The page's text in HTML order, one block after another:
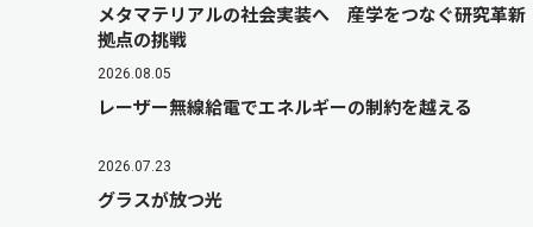
メタマテリアルの社会実装へ 産学をつなぐ研究革新
拠点の挑戦
2026.08.05
レーザー無線給電でエネルギーの制約を越える
2026.07.23
グラスが放つ光